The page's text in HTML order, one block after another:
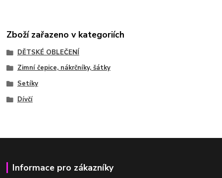
Zboží zařazeno v kategoriích
DĚTSKÉ OBLEČENÍ
Zimní čepice, nákrčníky, šátky
Setíky
Dívčí
Informace pro zákazníky